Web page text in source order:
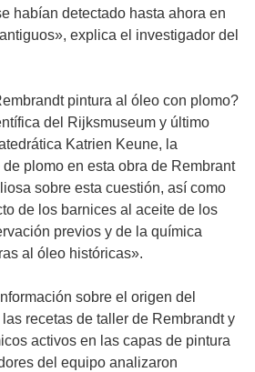
e
a
i
r
á
e
n
u
n
a
u
e
v
a
habían detectado hasta ahora en
explica el investigador del
pintura al óleo con plomo?
del Rijksmuseum y último
Katrien Keune, la
plomo en esta obra de Rembrant
sobre esta cuestión, así como
de los barnices al aceite de los
previos y de la química
al óleo históricas».
sobre el origen del
recetas de taller de Rembrandt y
activos en las capas de pintura
del equipo analizaron